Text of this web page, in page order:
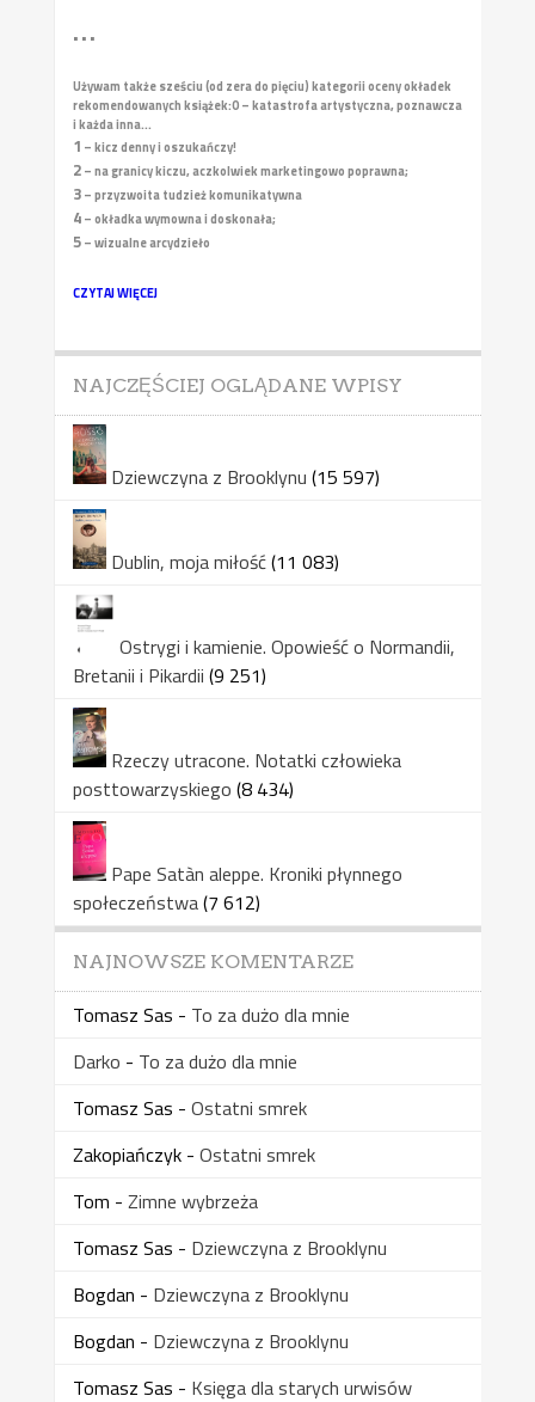
• • •
Używam także sześciu (od zera do pięciu) kategorii oceny okładek
rekomendowanych książek:0 – katastrofa artystyczna, poznawcza
i każda inna...
1 – kicz denny i oszukańczy!
2– na granicy kiczu, aczkolwiek marketingowo poprawna;
3– przyzwoita tudzież komunikatywna
4– okładka wymowna i doskonała;
5– wizualne arcydzieło
CZYTAJ WIĘCEJ
NAJCZĘŚCIEJ OGLĄDANE WPISY
Dziewczyna z Brooklynu (15 597)
Dublin, moja miłość(11 083)
Ostrygi i kamienie. Opowieść o Normandii,
Bretanii i Pikardii (9 251)
Rzeczy utracone. Notatki człowieka
posttowarzyskiego (8 434)
Pape Satàn aleppe. Kroniki płynnego
społeczeństwa(7 612)
NAJNOWSZE KOMENTARZE
Tomasz Sas - To za dużo dla mnie
Darko - To za dużo dla mnie
Tomasz Sas - Ostatni smrek
Zakopiańczyk- Ostatni smrek
Tom - Zimne wybrzeża
Tomasz Sas - Dziewczyna z Brooklynu
Bogdan - Dziewczyna z Brooklynu
Bogdan - Dziewczyna z Brooklynu
Tomasz Sas - Księga dla starych urwisów